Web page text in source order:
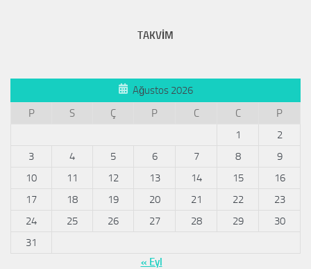
TAKVİM
Ağustos 2026
P
S Ç P C C
P
1
2
3
4 5 6 7 8
9
10
11 12 13 14 15
16
17
18 19 20 21 22
23
24
25 26 27 28 29
30
31
« Eyl